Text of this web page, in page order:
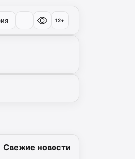
12+
Свежие новости